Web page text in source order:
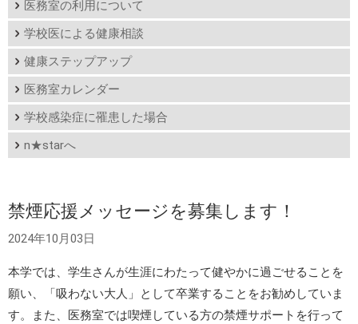
医務室の利用について
学校医による健康相談
健康ステップアップ
医務室カレンダー
学校感染症に罹患した場合
n★starへ
禁煙応援メッセージを募集します！
2024年10月03日
本学では、学生さんが生涯にわたって健やかに過ごせることを
願い、「吸わない大人」として卒業することをお勧めしていま
す。また、医務室では喫煙している方の禁煙サポートを行って